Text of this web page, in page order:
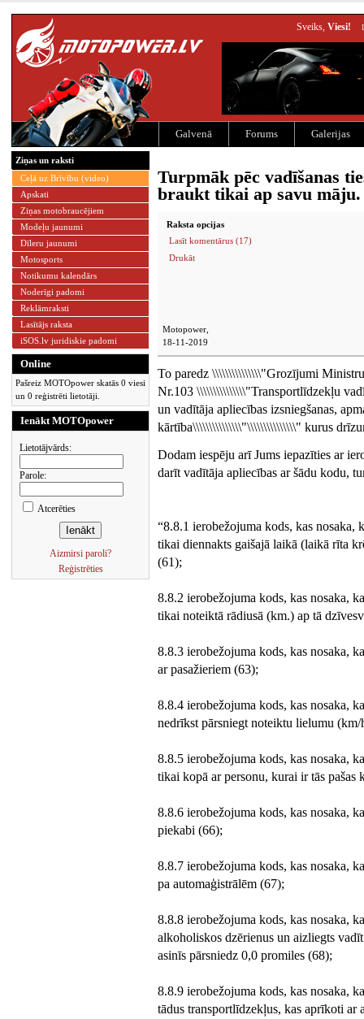
Sveiks, Viesi!
Galvenā Forums Galerijas
Ziņas un raksti
Ceļā uz Brīvību (video)
Apskati
Ziņas motobraucējiem
Modeļu jaunumi
Dīleru jaunumi
Motosports
Notikumu kalendārs
Noderīgi padomi
Reklāmraksti
Lasītājs raksta
iSOS.lv juridiskie padomi
Online
Pašreiz MOTOpower skatās 0 viesi
un 0 reģistrēti lietotāji.
Ienākt MOTOpower
Lietotājvārds:
Parole:
Atcerēties
Aizmirsi paroli?
Reģistrēties
Turpmāk pēc vadīšanas
braukt tikai ap savu māju.
Raksta opcijas
Lasīt komentārus (17)
Drukāt
Motopower,
18-11-2019
To paredz \\\\\\\\\\\\\\\"Grozījumi
Nr.103 \\\\\\\\\\\\\\\"Transportlīdzekļu
un vadītāja apliecības izsniegšanas,
kārtība\\\\\\\\\\\\\\\"\\\\\\\\\\\\\\\" kurus
Dodam iespēju arī Jums iepazīties ar
darīt vadītāja apliecības ar šādu kodu,
“8.8.1 ierobežojuma kods, kas nosaka,
tikai diennakts gaišajā laikā (laikā rīta
(61);
8.8.2 ierobežojuma kods, kas nosaka,
tikai noteiktā rādiusā (km.) ap tā
8.8.3 ierobežojuma kods, kas nosaka,
ar pasažieriem (63);
8.8.4 ierobežojuma kods, kas nosaka,
nedrīkst pārsniegt noteiktu lielumu
8.8.5 ierobežojuma kods, kas nosaka,
tikai kopā ar personu, kurai ir tās pašas
8.8.6 ierobežojuma kods, kas nosaka,
piekabi (66);
8.8.7 ierobežojuma kods, kas nosaka,
pa automaģistrālēm (67);
8.8.8 ierobežojuma kods, kas nosaka,
alkoholiskos dzērienus un aizliegts
asinīs pārsniedz 0,0 promiles (68);
8.8.9 ierobežojuma kods, kas nosaka,
tādus transportlīdzekļus, kas aprīkoti ar